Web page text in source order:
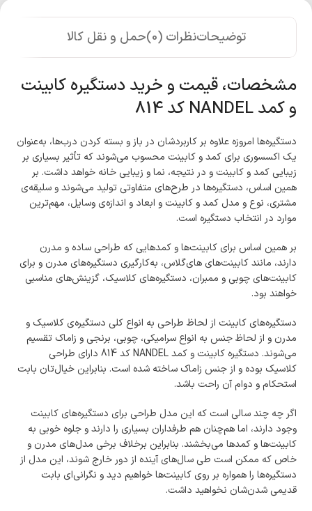
توضیحاتنظرات (0) حمل و نقل کالا
مشخصات، قیمت و خرید دستگیره کابینت
و کمد NANDEL کد 814
دستگیره‌ها امروزه علاوه بر کاربردشان در باز و بسته کردن درب‌ها، به‌عنوان
یک اکسسوری‌ برای کمد و کابینت محسوب می‌شوند که تأثیر بسیاری بر
زیبایی کمد و کابینت و در نتیجه، نما و زیبایی خانه خواهد داشت. بر
همین اساس، دستگیره‌ها در طرح‌های متفاوتی تولید می‌شوند و سلیقه‌ی
مشتری، نوع و مدل کمد و کابینت و ابعاد و اندازه‌ی وسایل، مهم‌ترین
موارد در انتخاب دستگیره است.
بر همین اساس برای کابینت‌ها و کمدهایی که طراحی ساده و مدرن
دارند، مانند کابینت‌های های‌گلاس، به‌کارگیری دستگیره‌های مدرن و برای
کابینت‌های چوبی و ممبران، دستگیره‌های کلاسیک، گزینش‌های مناسبی
خواهند بود.
دستگیره‌های کابینت از لحاظ طراحی به انواع کلی دستگیره‌ی کلاسیک و
مدرن و از لحاظ جنس به انواع سرامیکی، چوبی، برنجی و زاماک تقسیم
می‌شوند. دستگیره کابینت و کمد NANDEL کد 814 دارای طراحی
کلاسیک بوده و از جنس زاماک ساخته شده است. بنابراین خیال‌تان بابت
استحکام و دوام آن راحت باشد.
اگر چه چند سالی است که این مدل طراحی برای دستگیره‌های کابینت
وجود دارند، اما هم‌چنان هم طرفداران بسیاری را دارند و جلوه‌ خوبی به
کابینت‌ها و کمدها می‌بخشند. بنابراین برخلاف برخی مدل‌های مدرن و
خاص که ممکن است طی سال‌های آینده از دور خارج شوند، این مدل‌ از
دستگیره‌ها را همواره بر روی کابینت‌ها خواهیم دید و نگرانی‌ای بابت
قدیمی شدن‌شان نخواهید داشت.